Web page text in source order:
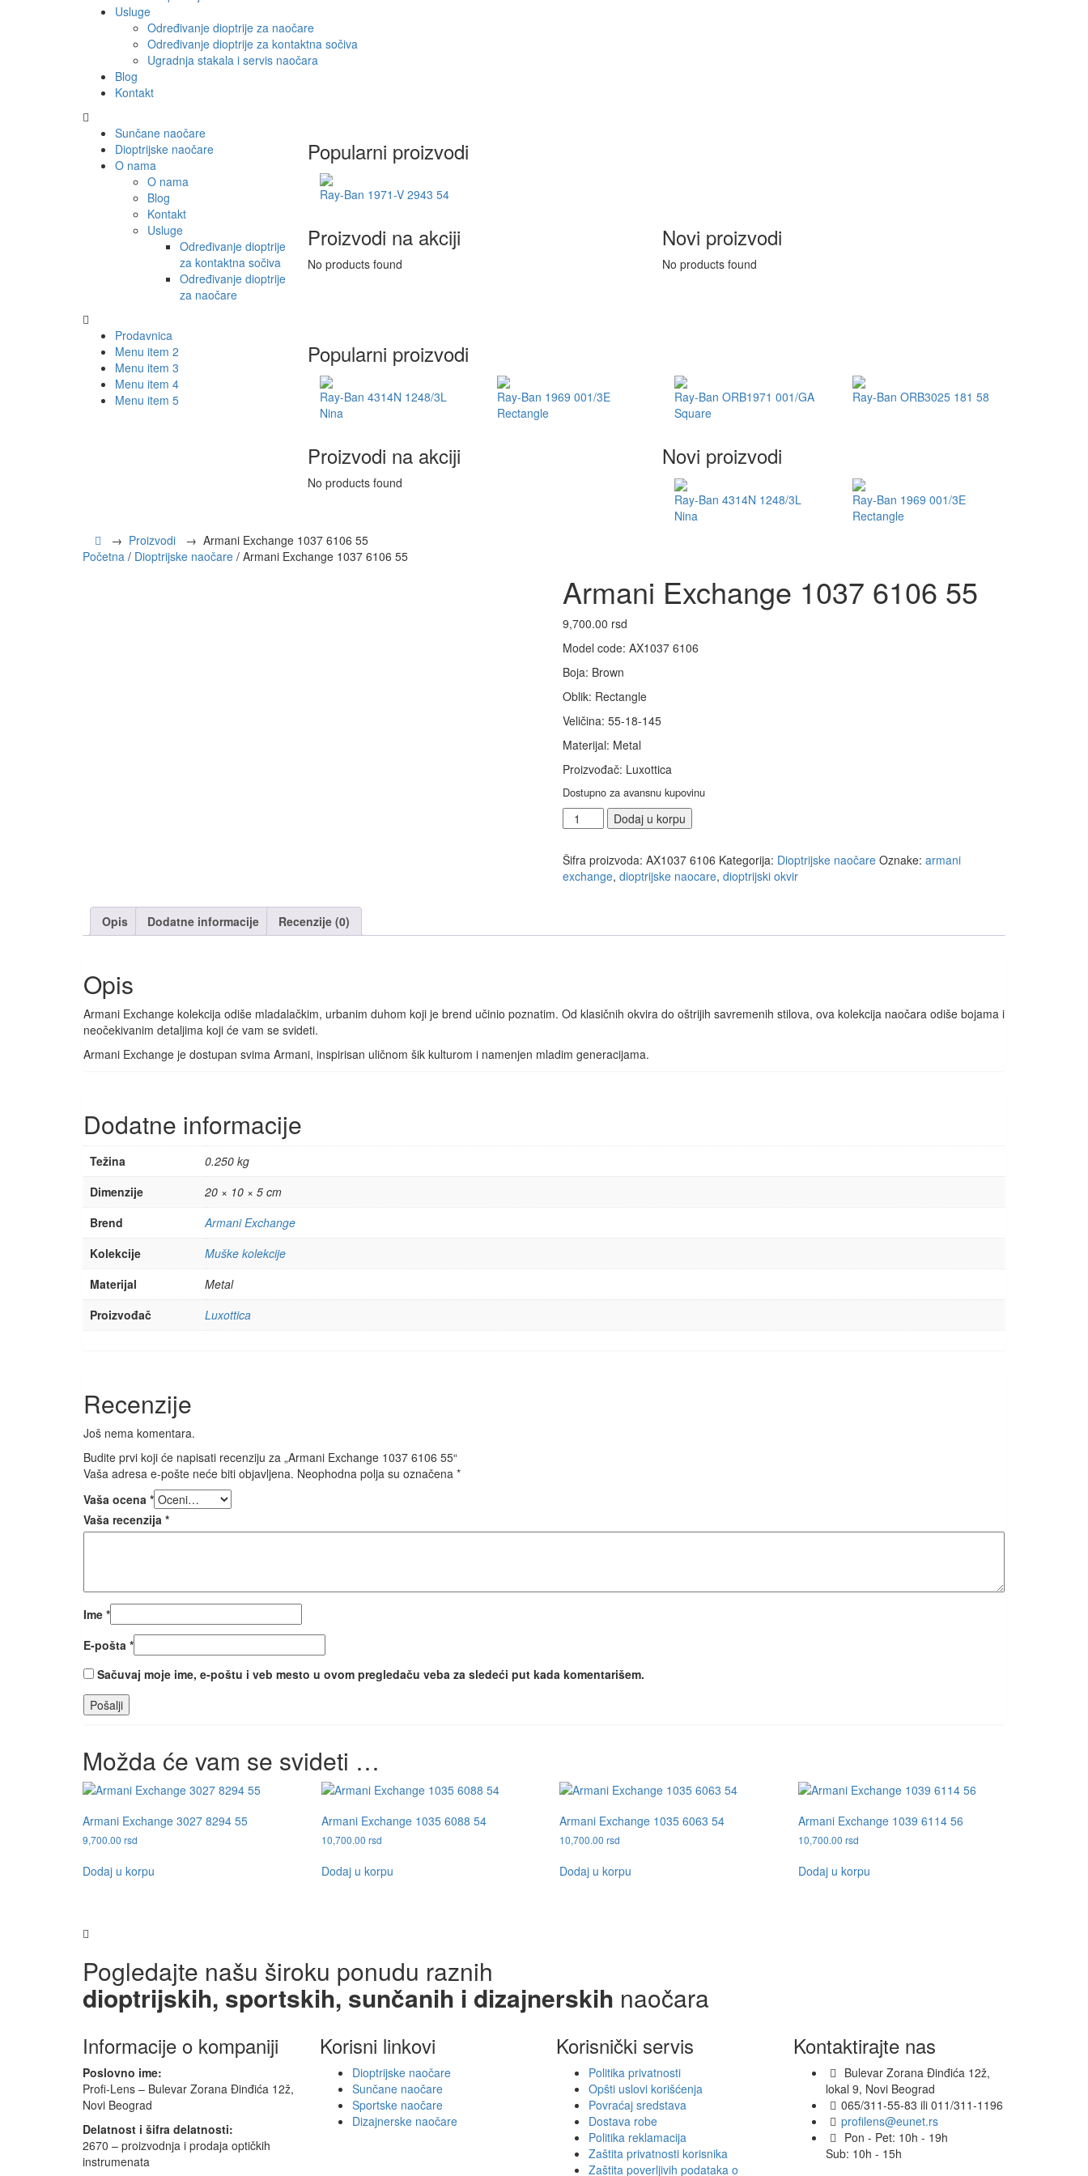
Usluge
Određivanje dioptrije za naočare
Određivanje dioptrije za kontaktna sočiva
Ugradnja stakala i servis naočara
Blog
Kontakt
Sunčane naočare
Dioptrijske naočare
O nama
O nama
Blog
Kontakt
Usluge
Određivanje dioptrije
za kontaktna sočiva
Određivanje dioptrije
za naočare
Popularni proizvodi
Ray-Ban 1971-V 2943 54
Proizvodi na akciji
No products found
Novi proizvodi
No products found
Prodavnica
Menu item 2
Menu item 3
Menu item 4
Menu item 5
Popularni proizvodi
Ray-Ban 4314N 1248/3L
Nina
Ray-Ban 1969 001/3E
Rectangle
Ray-Ban ORB1971 001/GA
Square
Ray-Ban ORB3025 181 58
Proizvodi na akciji
No products found
Novi proizvodi
Ray-Ban 4314N 1248/3L
Nina
Ray-Ban 1969 001/3E
Rectangle
→ Proizvodi → Armani Exchange 1037 6106 55
Početna / Dioptrijske naočare / Armani Exchange 1037 6106 55
Armani Exchange 1037 6106 55
9,700.00 rsd
Model code: AX1037 6106
Boja: Brown
Oblik: Rectangle
Veličina: 55-18-145
Materijal: Metal
Proizvođač: Luxottica
Dostupno za avansnu kupovinu
Armani
Exchange
6106
55
Dodaj u korpu
Šifra proizvoda: AX1037 6106 Kategorija: Dioptrijske naočare Oznake: armani
exchange, dioptrijske naocare, dioptrijski okvir
Opis Dodatne informacije Recenzije (0)
Opis
Armani Exchange kolekcija odiše mladalačkim, urbanim duhom koji je brend učinio poznatim. Od klasičnih okvira do oštrijih savremenih stilova, ova kolekcija naočara odiše bojama i
neočekivanim detaljima koji će vam se svideti.
Armani Exchange je dostupan svima Armani, inspirisan uličnom šik kulturom i namenjen mladim generacijama.
Dodatne informacije
Težina
0.250 kg
Dimenzije
20 × 10 × 5 cm
Brend
Armani Exchange
Kolekcije
Muške kolekcije
Materijal
Metal
Proizvođač
Luxottica
Recenzije
Još nema komentara.
Budite prvi koji će napisati recenziju za „Armani Exchange 1037 6106 55“
Vaša adresa e-pošte neće biti objavljena. Neophodna polja su označena *
Vaša ocena *
Vaša recenzija *
Ime *
E-pošta *
Sačuvaj moje ime, e-poštu i veb mesto u ovom pregledaču veba za sledeći put kada komentarišem.
Možda će vam se svideti …
Armani Exchange 3027 8294 55
9,700.00 rsd
Dodaj u korpu
Armani Exchange 1035 6088 54
10,700.00 rsd
Dodaj u korpu
Armani Exchange 1035 6063 54
10,700.00rsd
Dodaj u korpu
Armani Exchange 1039 6114 56
10,700.00rsd
Dodaj u korpu
Pogledajte našu široku ponudu raznih
dioptrijskih, sportskih, sunčanih i dizajnerskih naočara
Informacije o kompaniji
Poslovno ime:
Profi-Lens – Bulevar Zorana Đinđića 12ž,
Novi Beograd
Delatnost i šifra delatnosti:
2670 – proizvodnja i prodaja optičkih
instrumenata
Korisni linkovi
Dioptrijske naočare
Sunčane naočare
Sportske naočare
Dizajnerske naočare
Korisnički servis
Politika privatnosti
Opšti uslovi korišćenja
Povraćaj sredstava
Dostava robe
Politika reklamacija
Zaštita privatnosti korisnika
Zaštita poverljivih podataka o
Kontaktirajte nas
Bulevar Zorana Đinđića 12ž,
lokal 9, Novi Beograd
065/311-55-83 ili 011/311-1196
profilens@eunet.rs
Pon - Pet: 10h - 19h
Sub: 10h - 15h